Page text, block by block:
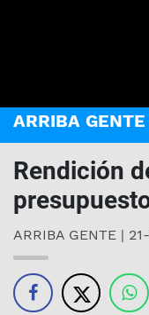
ARRIBA GENTE
Rendición
ARRIBA GENTE |